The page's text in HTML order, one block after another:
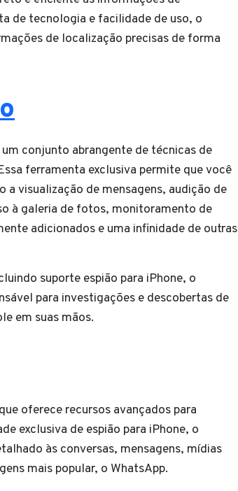
de tecnologia e facilidade de uso, o
de localização precisas de forma
conjunto abrangente de técnicas de
ferramenta exclusiva permite que você
visualização de mensagens, audição de
à galeria de fotos, monitoramento de
adicionados e uma infinidade de outras
suporte espião para iPhone, o
para investigações e descobertas de
em suas mãos.
oferece recursos avançados para
exclusiva de espião para iPhone, o
às conversas, mensagens, mídias
mais popular, o WhatsApp.